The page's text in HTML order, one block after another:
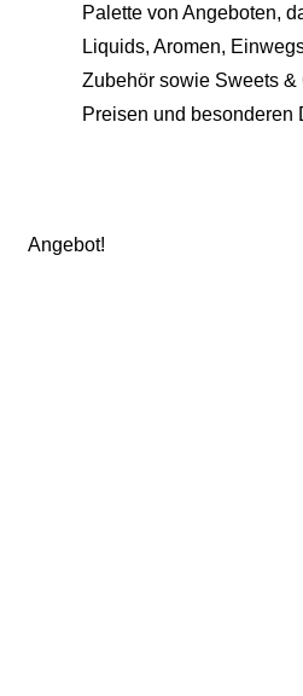
Palette von Angeboten,
Liquids, Aromen,
Zubehör sowie Sweets
Preisen und besonderen
Angebot!